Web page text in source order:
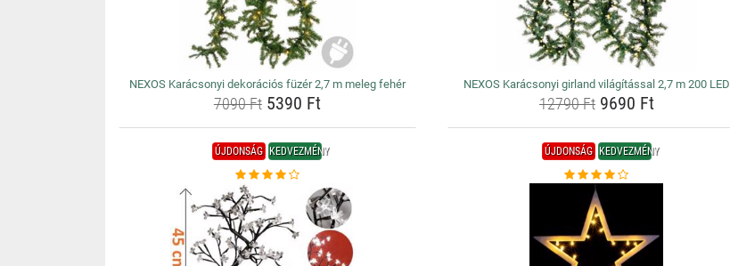
NEXOS Karácsonyi dekorációs füzér 2,7 m meleg fehér
7090 Ft5390 Ft
NEXOS Karácsonyi girland világítással 2,7 m 200 LED
12790 Ft9690 Ft
ÚJDONSÁG KEDVEZMÉNY ÚJDONSÁG KEDVEZMÉNY